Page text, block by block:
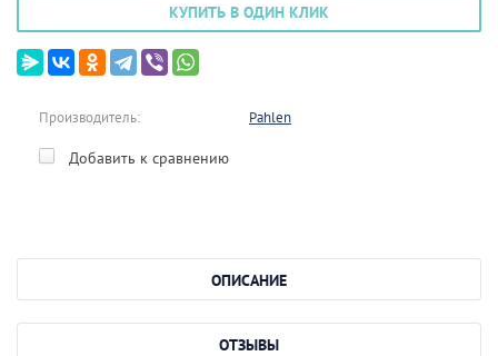
КУПИТЬ В ОДИН КЛИК
Производитель: Pahlen
Добавить к сравнению
ОПИСАНИЕ
ОТЗЫВЫ